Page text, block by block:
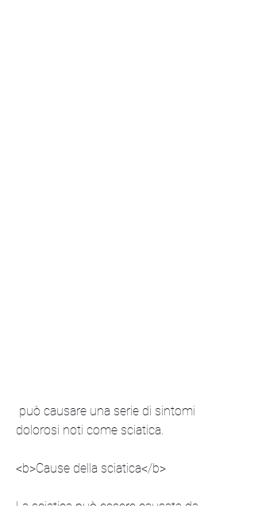
dolorosi noti come sciatica.
<b>Cause della sciatica</b>